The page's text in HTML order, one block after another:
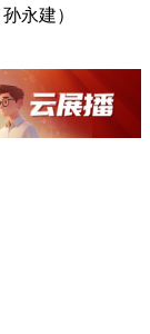
，橙红明艳、层
映衬火红繁花，
，远观如云霞栖
诗意盎然，尽显